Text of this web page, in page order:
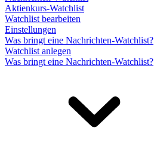
Aktienkurs-Watchlist
Watchlist bearbeiten
Einstellungen
Was bringt eine Nachrichten-Watchlist?
Watchlist anlegen
Was bringt eine Nachrichten-Watchlist?